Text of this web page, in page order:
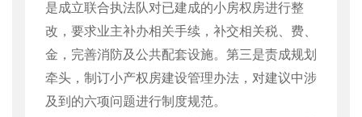
是成立联合执法队对已建成的小房权房进行整
改，要求业主补办相关手续，补交相关税、费、
金，完善消防及公共配套设施。第三是责成规划
牵头，制订小产权房建设管理办法，对建议中涉
及到的六项问题进行制度规范。